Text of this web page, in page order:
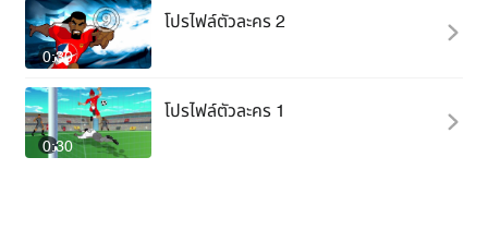
0:30
โปรไฟล์ตัวละคร 2
0:30
โปรไฟล์ตัวละคร 1